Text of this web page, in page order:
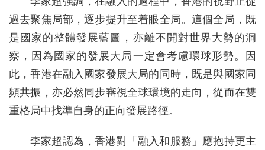
過去聚焦局部，逐步提升至着眼全局。這個全局，既
是國家的整體發展藍圖，亦離不開對世界大勢的洞
察，因為國家的發展大局一定會考慮環球形勢。因
此，香港在融入國家發展大局的同時，既是與國家同
頻共振，亦必然同步審視全球環境的走向，從而在雙
重格局中找準自身的正向發展路徑。
李家超認為，香港對「融入和服務」應抱持更主